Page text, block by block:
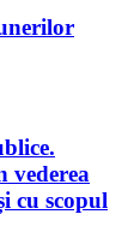
vederea
cu scopul